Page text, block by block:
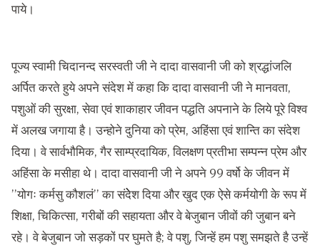
पाये।
पूज्य स्वामी चिदानन्द सरस्वती जी ने दादा वासवानी जी को श्रद्धांजलि
अर्पित करते हुये अपने संदेश में कहा कि दादा वासवानी जी ने मानवता,
पशुओं की सुरक्षा, सेवा एवं शाकाहार जीवन पद्धति अपनाने के लिये पूरे विश्व
में अलख जगाया है। उन्होने दुनिया को प्रेम, अहिंसा एवं शान्ति का संदेश
दिया। वे सार्वभौमिक, गैर साम्प्रदायिक, विलक्षण प्रतीभा सम्पन्न प्रेम और
अहिंसा के मसीहा थे। दादा वासवानी जी ने अपने 99 वर्षो के जीवन में
’’योगः कर्मसु कौशलं’’ का संदेेश दिया और खुद एक ऐसे कर्मयोगी के रूप में
शिक्षा, चिकित्सा, गरीबों की सहायता और वे बेजुबान जीवों की जुबान बने
रहे। वे बेजुबान जो सड़कों पर घुमते है; वे पशु, जिन्हें हम पशु समझते है उन्हें